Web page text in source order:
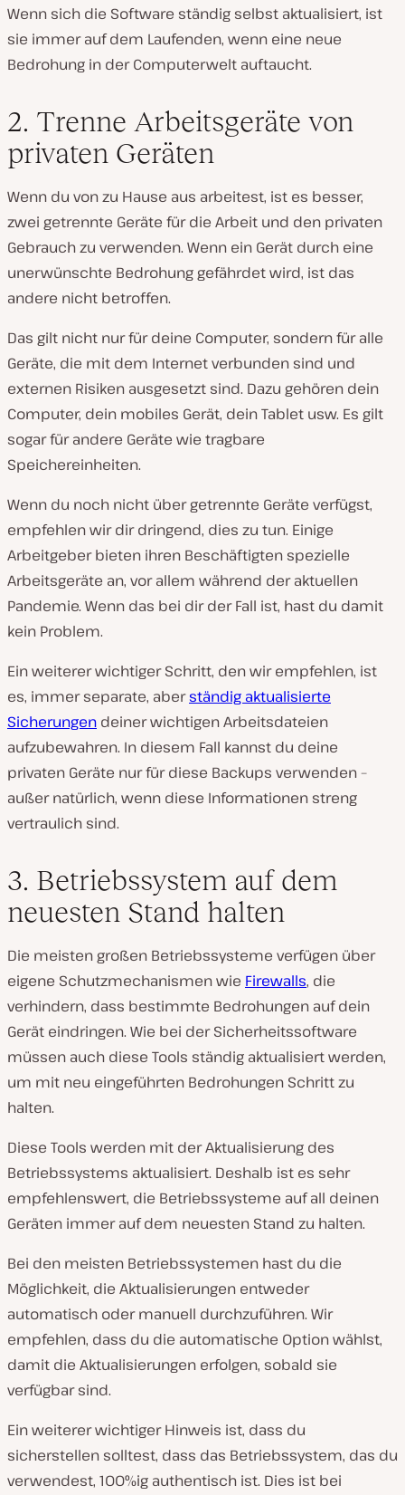
Wenn sich die Software ständig selbst aktualisiert, ist
sie immer auf dem Laufenden, wenn eine neue
Bedrohung in der Computerwelt auftaucht.
2. Trenne Arbeitsgeräte von
privaten Geräten
Wenn du von zu Hause aus arbeitest, ist es besser,
zwei getrennte Geräte für die Arbeit und den privaten
Gebrauch zu verwenden. Wenn ein Gerät durch eine
unerwünschte Bedrohung gefährdet wird, ist das
andere nicht betroffen.
Das gilt nicht nur für deine Computer, sondern für alle
Geräte, die mit dem Internet verbunden sind und
externen Risiken ausgesetzt sind. Dazu gehören dein
Computer, dein mobiles Gerät, dein Tablet usw. Es gilt
sogar für andere Geräte wie tragbare
Speichereinheiten.
Wenn du noch nicht über getrennte Geräte verfügst,
empfehlen wir dir dringend, dies zu tun. Einige
Arbeitgeber bieten ihren Beschäftigten spezielle
Arbeitsgeräte an, vor allem während der aktuellen
Pandemie. Wenn das bei dir der Fall ist, hast du damit
kein Problem.
Ein weiterer wichtiger Schritt, den wir empfehlen, ist
es, immer separate, aberständig aktualisierte
Sicherungen deiner wichtigen Arbeitsdateien
aufzubewahren. In diesem Fall kannst du deine
privaten Geräte nur für diese Backups verwenden –
außer natürlich, wenn diese Informationen streng
vertraulich sind.
3. Betriebssystem auf dem
neuesten Stand halten
Die meisten großen Betriebssysteme verfügen über
eigene Schutzmechanismen wie Firewalls, die
verhindern, dass bestimmte Bedrohungen auf dein
Gerät eindringen. Wie bei der Sicherheitssoftware
müssen auch diese Tools ständig aktualisiert werden,
um mit neu eingeführten Bedrohungen Schritt zu
halten.
Diese Tools werden mit der Aktualisierung des
Betriebssystems aktualisiert. Deshalb ist es sehr
empfehlenswert, die Betriebssysteme auf all deinen
Geräten immer auf dem neuesten Stand zu halten.
Bei den meisten Betriebssystemen hast du die
Möglichkeit, die Aktualisierungen entweder
automatisch oder manuell durchzuführen. Wir
empfehlen, dass du die automatische Option wählst,
damit die Aktualisierungen erfolgen, sobald sie
verfügbar sind.
Ein weiterer wichtiger Hinweis ist, dass du
sicherstellen solltest, dass das Betriebssystem, das du
verwendest, 100%ig authentisch ist. Dies ist bei